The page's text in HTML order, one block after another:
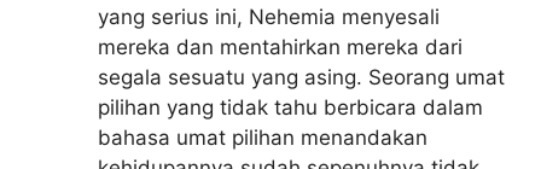
yang serius ini, Nehemia menyesali
mereka dan mentahirkan mereka dari
segala sesuatu yang asing. Seorang umat
pilihan yang tidak tahu berbicara dalam
bahasa umat pilihan menandakan